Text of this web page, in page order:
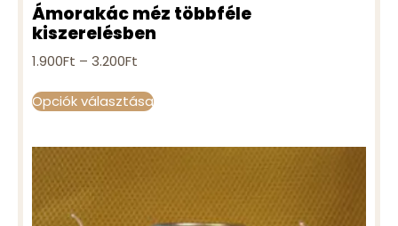
Ámorakác méz többféle
kiszerelésben
1.900Ft – 3.200Ft
Opciók választása